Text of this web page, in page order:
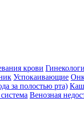
крови
Успокаивающие
за полостью рта)
Венозная